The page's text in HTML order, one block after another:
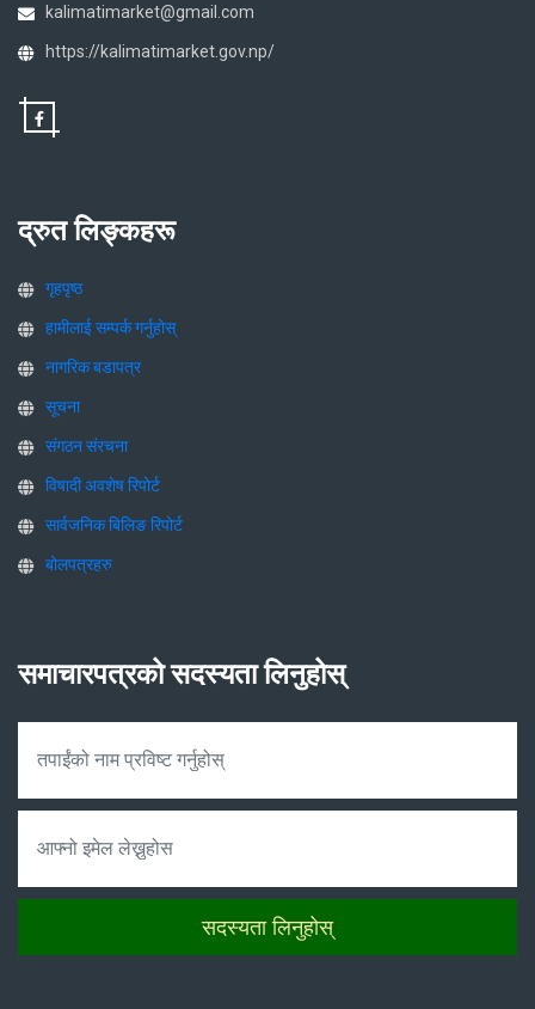
kalimatimarket@gmail.com
https://kalimatimarket.gov.np/
द्रुत लिङ्कहरू
गृहपृष्ठ
हामीलाई सम्पर्क गर्नुहोस्
नागरिक बडापत्र
सूचना
संगठन संरचना
विषादी अवशेष रिपोर्ट
सार्वजनिक बिलिङ रिपोर्ट
बोलपत्रहरु
समाचारपत्रको सदस्यता लिनुहोस्
सदस्यता लिनुहोस्